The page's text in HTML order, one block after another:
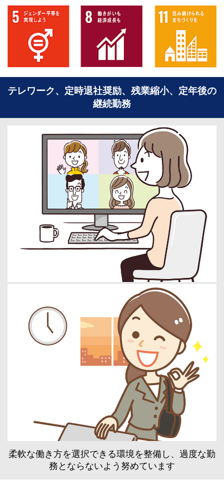
テレワーク、定時退社奨励、残業縮小、定年後の
継続勤務
柔軟な働き方を選択できる環境を整備し、過度な勤
務とならないよう努めています